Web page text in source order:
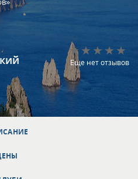
Еще нет отзывов